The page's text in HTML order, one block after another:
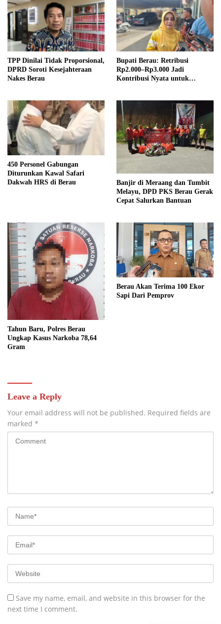
TPP Dinilai Tidak Proporsional,
DPRD Soroti Kesejahteraan
Nakes Berau
Bupati Berau: Retribusi
Rp2.000–Rp3.000 Jadi
Kontribusi Nyata untuk
450 Personel Gabungan
Diturunkan Kawal Safari
Dakwah HRS di Berau
Banjir di Meraang dan Tumbit
Melayu, DPD PKS Berau Gerak
Cepat Salurkan Bantuan
Tahun Baru, Polres Berau
Ungkap Kasus Narkoba 78,64
Gram
Berau Akan Terima 100 Ekor
Sapi Dari Pemprov
Leave a Reply
Your email address will not be published. Required fields are
marked *
Save my name, email, and website in this browser for the
next time I comment.